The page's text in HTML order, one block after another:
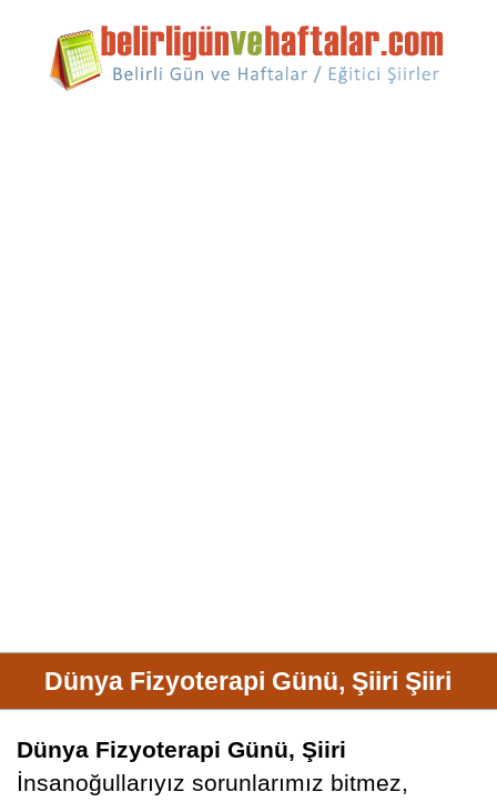
Dünya Fizyoterapi Günü, Şiiri Şiiri
Dünya Fizyoterapi Günü, Şiiri
İnsanoğullarıyız sorunlarımız bitmez,